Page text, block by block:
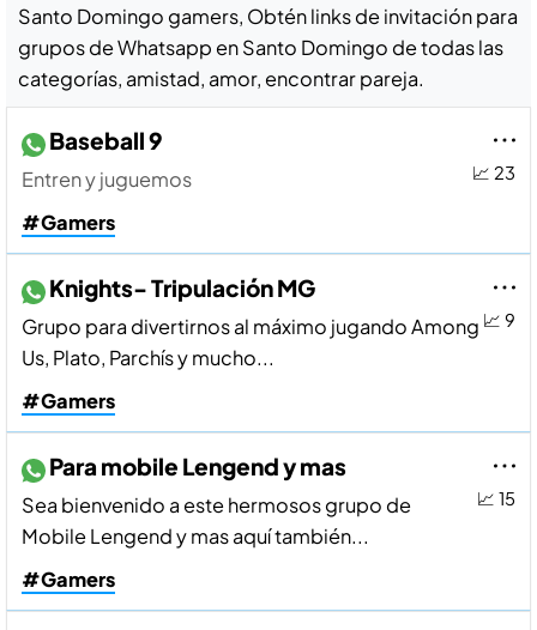
Santo Domingo gamers, Obtén links de invitación para
grupos de Whatsapp en Santo Domingo de todas las
categorías, amistad, amor, encontrar pareja.
📈 23
Baseball 9
Entren y juguemos
#Gamers
📈 9
Knights- Tripulación MG
Grupo para divertirnos al máximo jugando Among
Us, Plato, Parchís y mucho...
#Gamers
📈 15
Para mobile Lengend y mas
Sea bienvenido a este hermosos grupo de
Mobile Lengend y mas aquí también...
#Gamers